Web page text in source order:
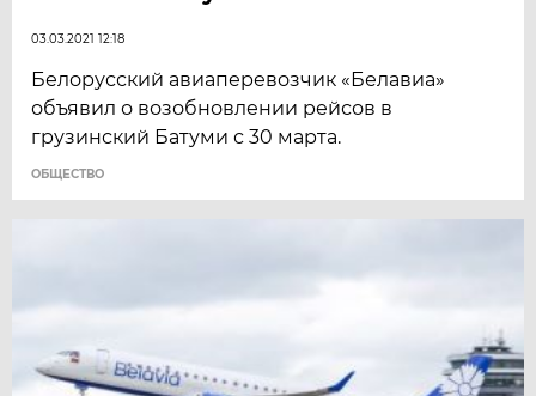
03.03.2021 12:18
Белорусский авиаперевозчик «Белавиа»
объявил о возобновлении рейсов в
грузинский Батуми с 30 марта.
ОБЩЕСТВО